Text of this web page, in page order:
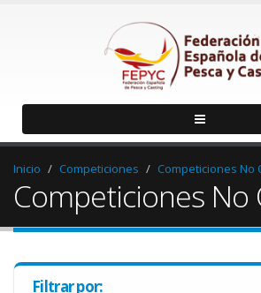
Inicio Competiciones Competiciones No
Competiciones No
Filtrar por: